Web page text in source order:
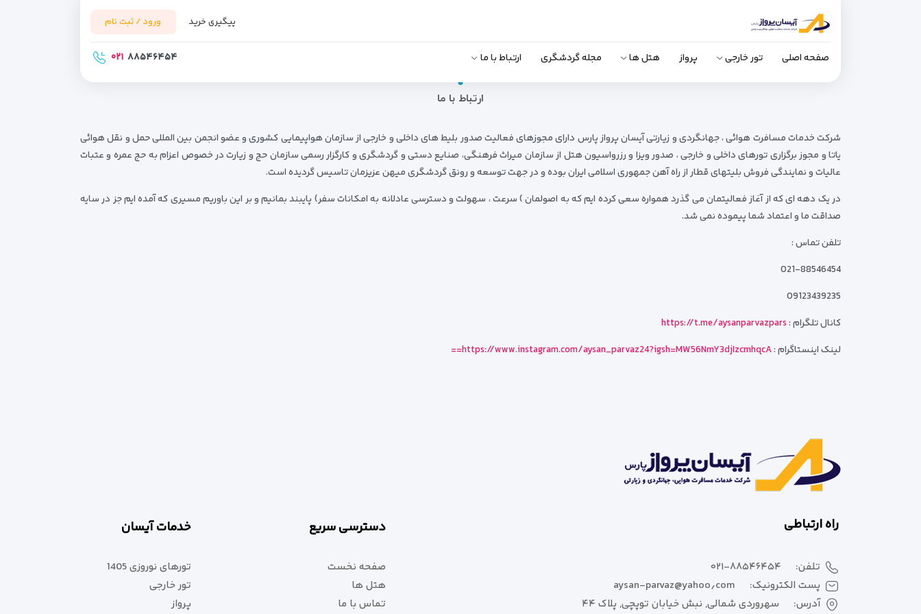
پیگیری خرید ورود / ثبت نام
صفحه اصلی تور خارجی پرواز هتل ها مجله گردشگری ارتباط با ما ۰۲۱ ۸۸۵۴۶۴۵۴
ارتباط با ما
شرکت خدمات مسافرت هوائی ، جهانگردی و زیارتی آیسان پرواز پارس دارای مجوزهای فعالیت صدور بلیط های داخلی و خارجی از سازمان هواپیمایی کشوری و عضو انجمن بین المللی حمل و نقل هوائی
یاتا و مجوز برگزاری تورهای داخلی و خارجی ، صدور ویزا و رزرواسیون هتل از سازمان میراث فرهنگی، صنایع دستی و گردشگری و کارگزار رسمی سازمان حج و زیارت در خصوص اعزام به حج عمره و عتبات
عالیات و نمایندگی فروش بلیتهای قطار از راه آهن جمهوری اسلامی ایران بوده و در جهت توسعه و رونق گردشگری میهن عزیزمان تاسیس گردیده است.
در یک دهه ای که از آغاز فعالیتمان می گذرد همواره سعی کرده ایم که به اصولمان ) سرعت ، سهولت و دسترسی عادلانه به امکانات سفر) پایبند بمانیم و بر این باوریم مسیری که آمده ایم جز در سایه
صداقت ما و اعتماد شما پیموده نمی شد.
تلفن تماس :
021-88546454
09123439235
کانال تلگرام :https://t.me/aysanparvazpars
لینک اینستاگرام :https://www.instagram.com/aysan_parvaz24?igsh=MW56NmY3djIzcmhqcA==
راه ارتباطی
تلفن:
۰۲۱-۸۸۵۴۶۴۵۴
پست الکترونیک:
aysan-parvaz@yahoo٫com
آدرس:
سهروردی شمالی, نبش خیابان توپچی, پلاک ۴۴
دسترسی سریع
صفحه نخست
هتل ها
تماس با ما
خدمات آیسان
تورهای نوروزی 1405
تور خارجی
پرواز